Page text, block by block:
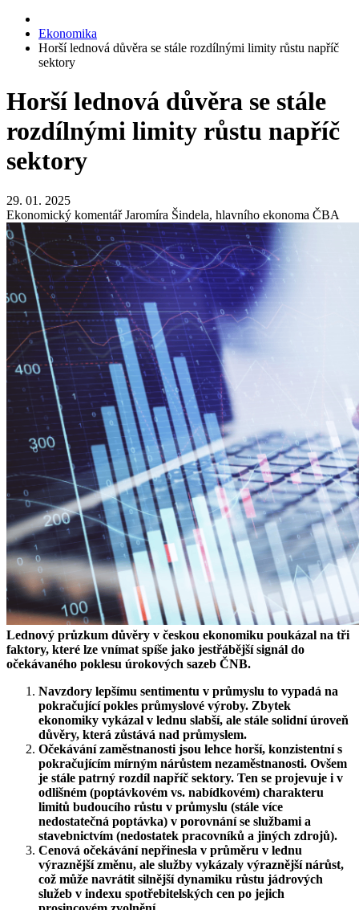
Ekonomika
Horší lednová důvěra se stále rozdílnými limity růstu napříč
sektory
Horší lednová důvěra se stále
rozdílnými limity růstu napříč
sektory
29. 01. 2025
Ekonomický komentář Jaromíra Šindela, hlavního ekonoma ČBA
Lednový průzkum důvěry v českou ekonomiku poukázal na tři
faktory, které lze vnímat spíše jako jestřábější signál do
očekávaného poklesu úrokových sazeb ČNB.
Navzdory lepšímu sentimentu v průmyslu to vypadá na
pokračující pokles průmyslové výroby. Zbytek
ekonomiky vykázal v lednu slabší, ale stále solidní úroveň
důvěry, která zůstává nad průmyslem.
Očekávání zaměstnanosti jsou lehce horší, konzistentní s
pokračujícím mírným nárůstem nezaměstnanosti. Ovšem
je stále patrný rozdíl napříč sektory. Ten se projevuje i v
odlišném (poptávkovém vs. nabídkovém) charakteru
limitů budoucího růstu v průmyslu (stále více
nedostatečná poptávka) v porovnání se službami a
stavebnictvím (nedostatek pracovníků a jiných zdrojů).
Cenová očekávání nepřinesla v průměru v lednu
výraznější změnu, ale služby vykázaly výraznější nárůst,
což může navrátit silnější dynamiku růstu jádrových
služeb v indexu spotřebitelských cen po jejich